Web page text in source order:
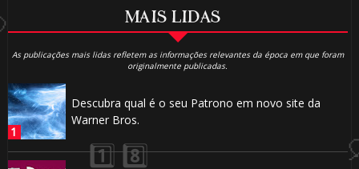
MAIS LIDAS
As publicações mais lidas refletem as informações relevantes da época em que foram
originalmente publicadas.
Descubra qual é o seu Patrono em novo site da
Warner Bros.